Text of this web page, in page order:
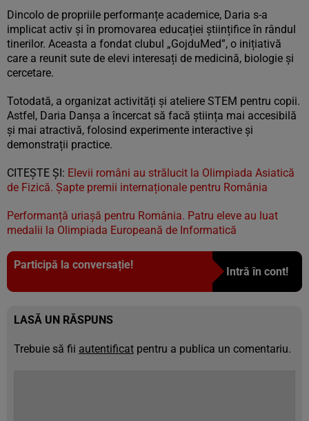
Dincolo de propriile performanțe academice, Daria s-a
implicat activ și în promovarea educației științifice în rândul
tinerilor. Aceasta a fondat clubul „GojduMed”, o inițiativă
care a reunit sute de elevi interesați de medicină, biologie și
cercetare.
Totodată, a organizat activități și ateliere STEM pentru copii.
Astfel, Daria Danșa a încercat să facă știința mai accesibilă
și mai atractivă, folosind experimente interactive și
demonstrații practice.
CITEȘTE ȘI: Elevii români au strălucit la Olimpiada Asiatică
de Fizică. Șapte premii internaționale pentru România
Performanță uriașă pentru România. Patru eleve au luat
medalii la Olimpiada Europeană de Informatică
Participă la conversație!
Intră în cont!
LASĂ UN RĂSPUNS
Trebuie să fii autentificat pentru a publica un comentariu.